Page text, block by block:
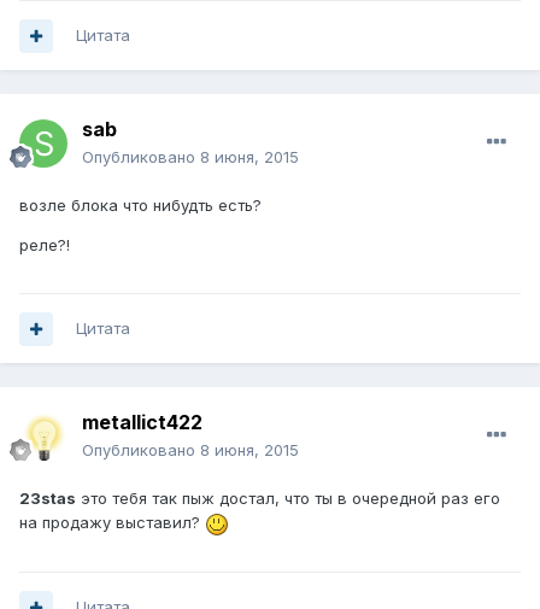
Цитата
sab
Опубликовано 8 июня, 2015
возле блока что нибудть есть?
реле?!
Цитата
metallict422
Опубликовано 8 июня, 2015
23stas это тебя так пыж достал, что ты в очередной раз его
на продажу выставил?